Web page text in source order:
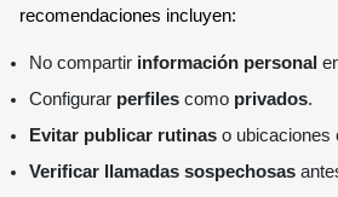
recomendaciones incluyen:
No compartir información personal
Configurar perfiles como privados.
Evitar publicar rutinas o ubicaciones
Verificar llamadas sospechosas